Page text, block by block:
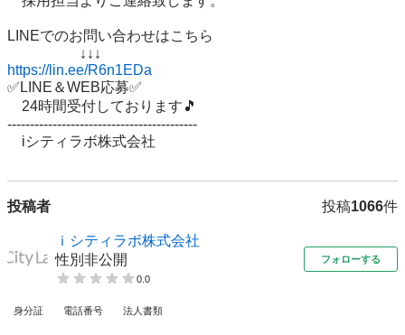
LINEでのお問い合わせはこちら
https://lin.ee/R6n1EDa
✅LINE＆WEB応募✅
24時間受付しております🎵
------------------------------------------
投稿者 投稿1066件
ｉシティラボ株式会社
性別非公開
0.0
フォローする
身分証 電話番号 法人書類